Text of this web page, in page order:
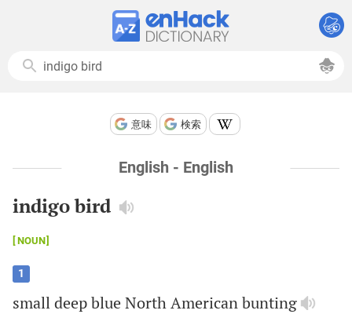
意味 検索
English - English
indigo bird
NOUN
1
smalldeepblue NorthAmericanbunting